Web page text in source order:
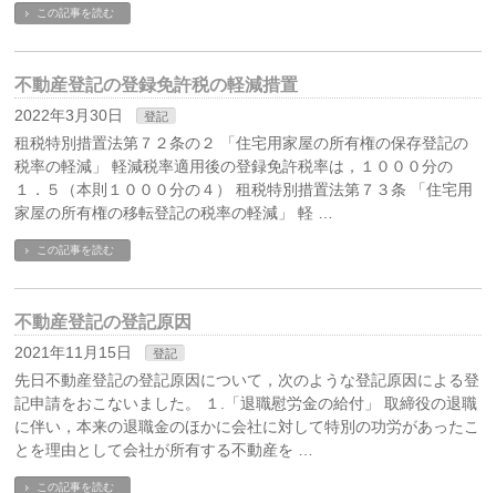
この記事を読む
不動産登記の登録免許税の軽減措置
2022年3月30日 登記
租税特別措置法第７２条の２ 「住宅用家屋の所有権の保存登記の
税率の軽減」 軽減税率適用後の登録免許税率は，１０００分の
１．５（本則１０００分の４） 租税特別措置法第７３条 「住宅用
家屋の所有権の移転登記の税率の軽減」 軽 …
この記事を読む
不動産登記の登記原因
2021年11月15日 登記
先日不動産登記の登記原因について，次のような登記原因による登
記申請をおこないました。 １.「退職慰労金の給付」 取締役の退職
に伴い，本来の退職金のほかに会社に対して特別の功労があったこ
とを理由として会社が所有する不動産を …
この記事を読む